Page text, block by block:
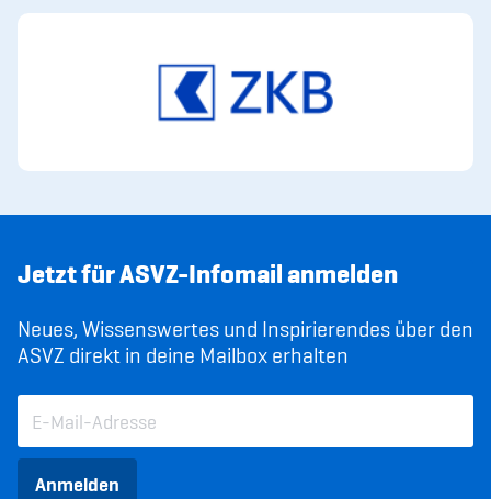
Jetzt für ASVZ-Infomail anmelden
Neues, Wissenswertes und Inspirierendes über den
ASVZ direkt in deine Mailbox erhalten
Anmelden